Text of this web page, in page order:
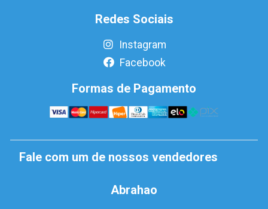
Redes Sociais
Instagram
Facebook
Formas de Pagamento
Fale com um de nossos vendedores
Abrahao